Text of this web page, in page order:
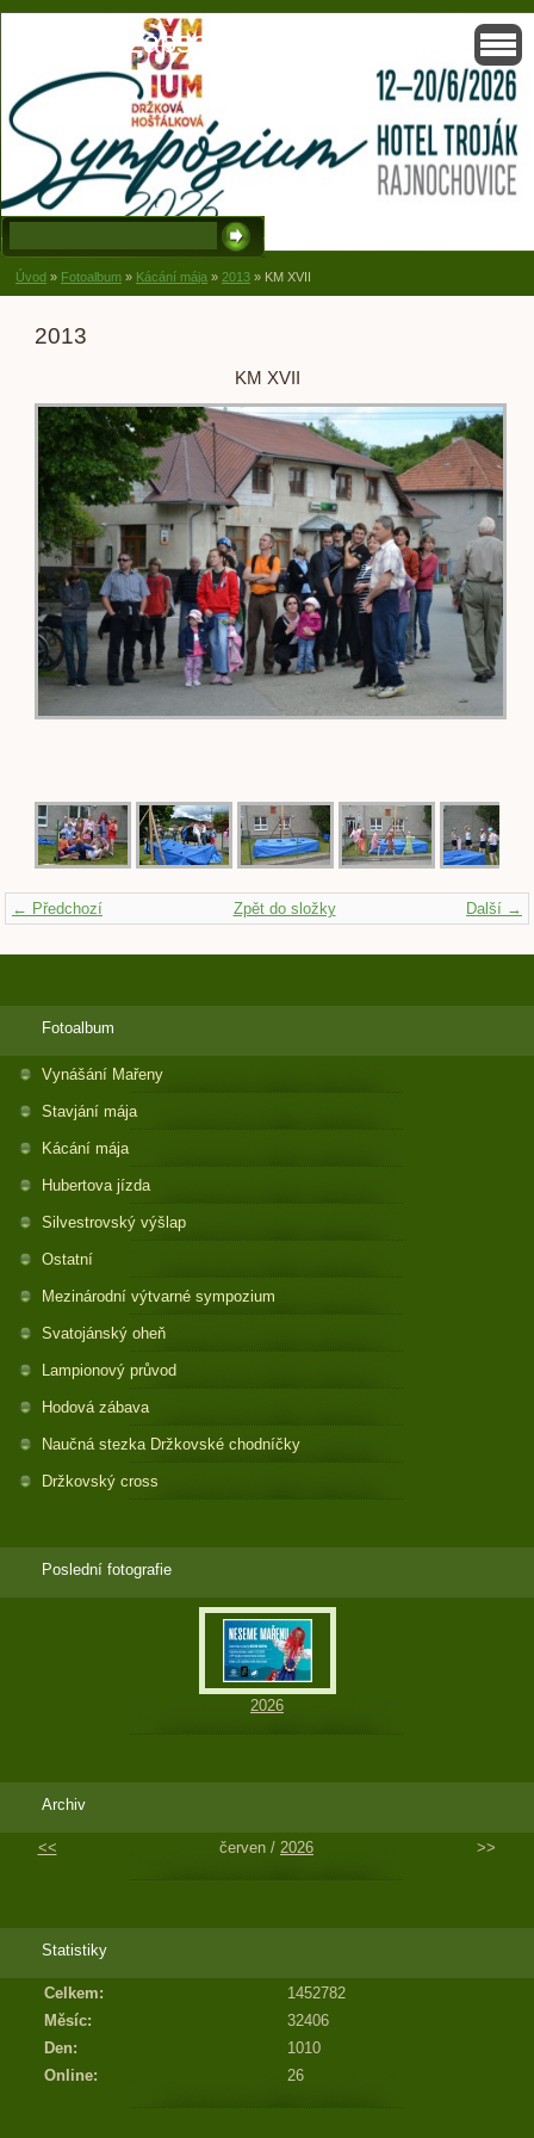
Solisko, zapsaný spolek, Držková
Úvod » Fotoalbum » Kácání mája » 2013 » KM XVII
2013
KM XVII
← Předchozí Další →
Zpět do složky
Fotoalbum
Vynášání Mařeny
Stavjání mája
Kácání mája
Hubertova jízda
Silvestrovský výšlap
Ostatní
Mezinárodní výtvarné sympozium
Svatojánský oheň
Lampionový průvod
Hodová zábava
Naučná stezka Držkovské chodníčky
Držkovský cross
Poslední fotografie
2026
Archiv
<< červen / 2026 >>
Statistiky
Online: 26
Celkem:
1452782
Měsíc:
32406
Den:
1010